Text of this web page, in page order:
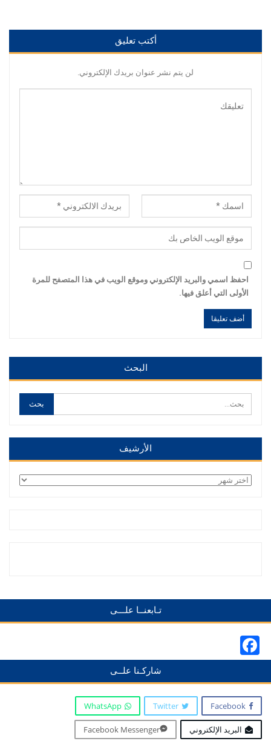
أكتب تعليق
لن يتم نشر عنوان بريدك الإلكتروني.
احفظ اسمي والبريد الإلكتروني وموقع الويب في هذا المتصفح للمرة
الأولى التي أعلق فيها.
البحث
الأرشيف
الأرشيف
تـابعنــا علـــى
شاركـنا علــى
Facebook
Twitter
WhatsApp
البريد الإلكتروني Facebook Messenger